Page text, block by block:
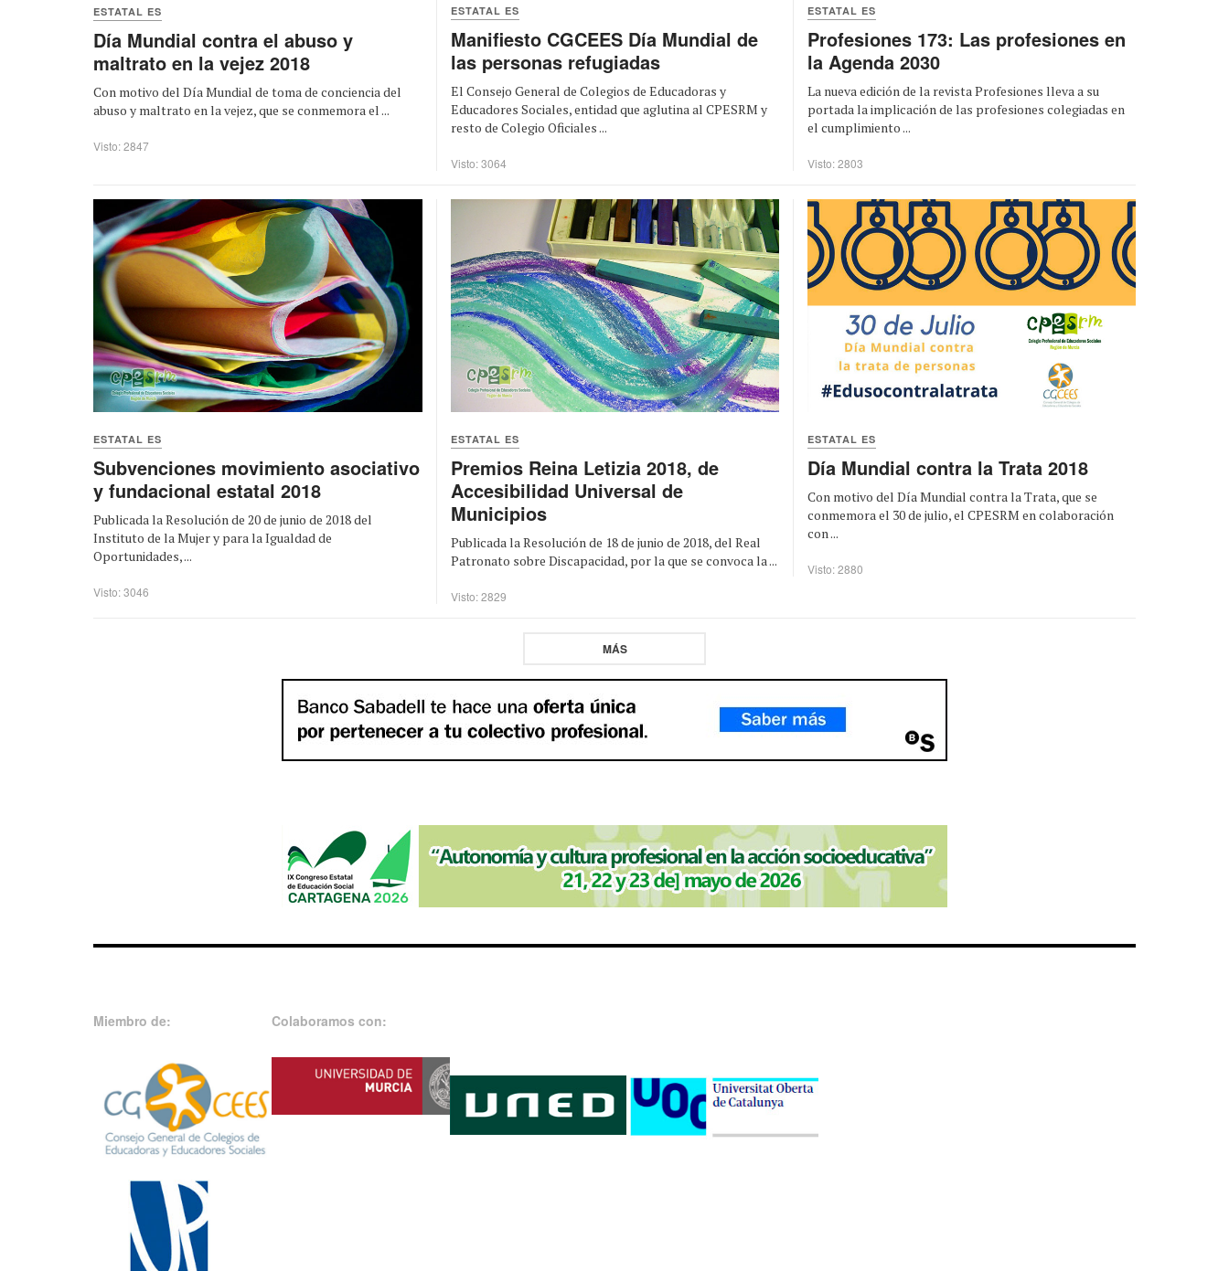
ESTATAL ES
Día Mundial contra el abuso y
maltrato en la vejez 2018
Con motivo del Día Mundial de toma de conciencia del
abuso y maltrato en la vejez, que se conmemora el ...
Visto: 2847
ESTATAL ES
Manifiesto CGCEES Día Mundial de
las personas refugiadas
El Consejo General de Colegios de Educadoras y
Educadores Sociales, entidad que aglutina al CPESRM y
resto de Colegio Oficiales ...
Visto: 3064
ESTATAL ES
Profesiones 173: Las profesiones en
la Agenda 2030
La nueva edición de la revista Profesiones lleva a su
portada la implicación de las profesiones colegiadas en
el cumplimiento ...
Visto: 2803
ESTATAL ES
Subvenciones movimiento asociativo
y fundacional estatal 2018
Publicada la Resolución de 20 de junio de 2018 del
Instituto de la Mujer y para la Igualdad de
Oportunidades, ...
Visto: 3046
ESTATAL ES
Premios Reina Letizia 2018, de
Accesibilidad Universal de
Municipios
Publicada la Resolución de 18 de junio de 2018, del Real
Patronato sobre Discapacidad, por la que se convoca la ...
Visto: 2829
ESTATAL ES
Día Mundial contra la Trata 2018
Con motivo del Día Mundial contra la Trata, que se
conmemora el 30 de julio, el CPESRM en colaboración
con ...
Visto: 2880
MÁS
Miembro de: Colaboramos con: